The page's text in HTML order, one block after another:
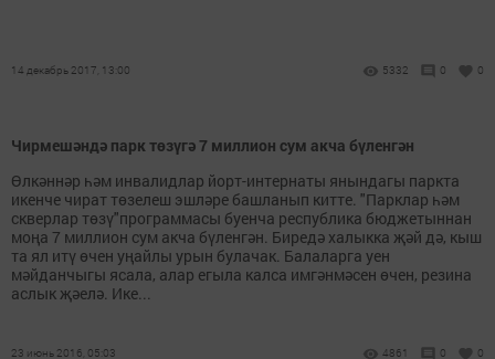
14 декабрь 2017, 13:00 5332 0 0
Чирмешәндә парк төзүгә 7 миллион сум акча бүленгән
Өлкәннәр һәм инвалидлар йорт-интернаты янындагы паркта
икенче чират төзелеш эшләре башланып китте. "Парклар һәм
скверлар төзү"программасы буенча республика бюджетыннан
моңа 7 миллион сум акча бүленгән. Биредә халыкка җәй дә, кыш
та ял итү өчен уңайлы урын булачак. Балаларга уен
мәйданчыгы ясала, алар егыла калса имгәнмәсен өчен, резина
аслык җәелә. Ике...
23 июнь 2016, 05:03 4861 0 0